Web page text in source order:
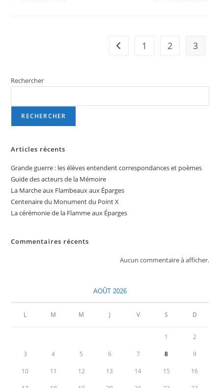
Go to the previous page
1 2 3
Rechercher
RECHERCHER
Articles récents
Grande guerre : les élèves entendent correspondances et poèmes
Guide des acteurs de la Mémoire
La Marche aux Flambeaux aux Éparges
Centenaire du Monument du Point X
La cérémonie de la Flamme aux Éparges
Commentaires récents
Aucun commentaire à afficher.
AOÛT 2026
L M M J V S D
1 2
3 4 5 6 7 8 9
10 11 12 13 14 15 16